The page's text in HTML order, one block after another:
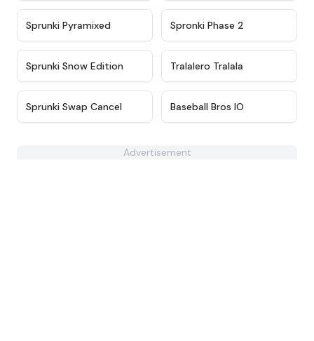
Sprunki Pyramixed Spronki Phase 2
★
Sprunki Snow Edition Tralalero Tralala
★
Sprunki Swap Cancel Baseball Bros IO
Advertisement